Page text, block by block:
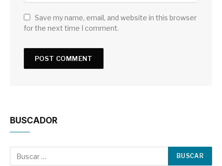
Save my name, email, and website in this browser
for the next time I comment.
BUSCADOR